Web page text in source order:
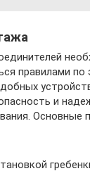
правилами по
и
Основные